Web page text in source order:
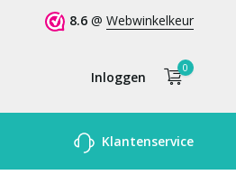
8.6 @ Webwinkelkeur
Inloggen
Account
0
Klantenservice